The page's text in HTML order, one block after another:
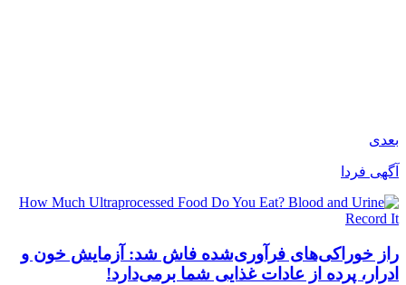
بعدی
آگهی فردا
راز خوراکی‌های فرآوری‌شده فاش شد: آزمایش خون و
ادرار، پرده از عادات غذایی شما برمی‌دارد!